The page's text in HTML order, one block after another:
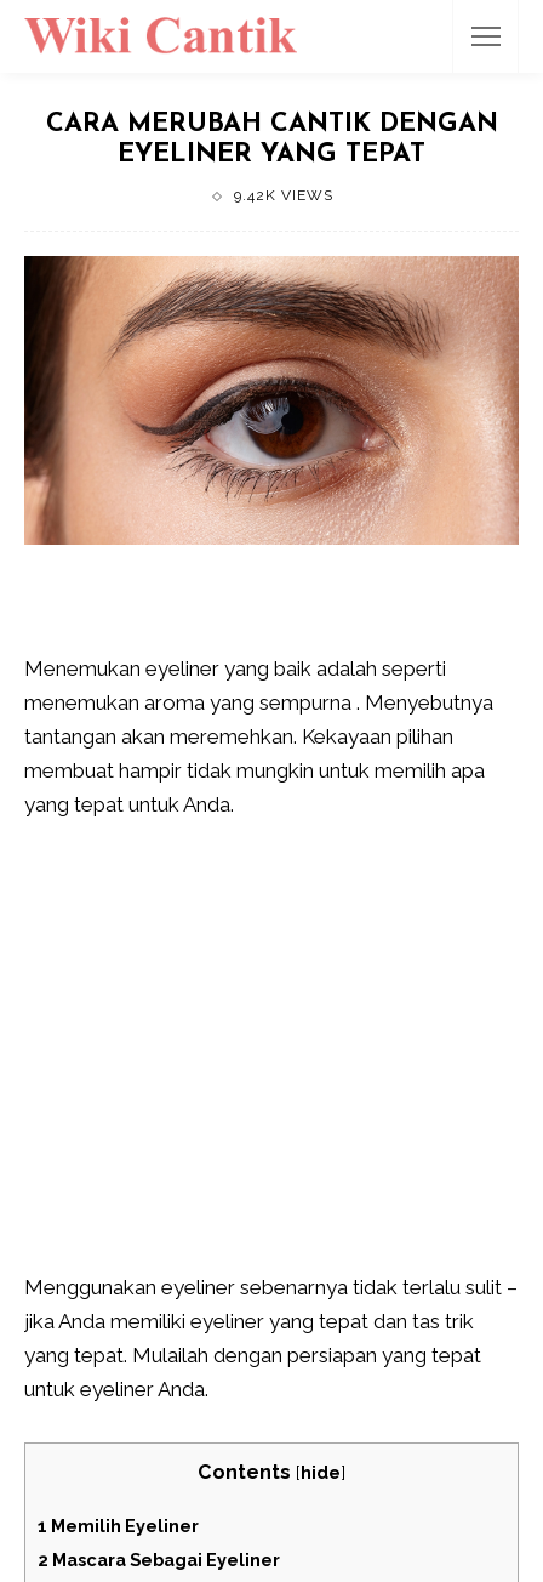
CARA MERUBAH CANTIK DENGAN
EYELINER YANG TEPAT
9.42K VIEWS
Menemukan eyeliner yang baik adalah seperti
menemukan aroma yang sempurna . Menyebutnya
tantangan akan meremehkan. Kekayaan pilihan
membuat hampir tidak mungkin untuk memilih apa
yang tepat untuk Anda.
Menggunakan eyeliner sebenarnya tidak terlalu sulit –
jika Anda memiliki eyeliner yang tepat dan tas trik
yang tepat. Mulailah dengan persiapan yang tepat
untuk eyeliner Anda.
Contents [hide]
1 Memilih Eyeliner
2 Mascara Sebagai Eyeliner